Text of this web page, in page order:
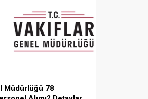
Müdürlüğü 78